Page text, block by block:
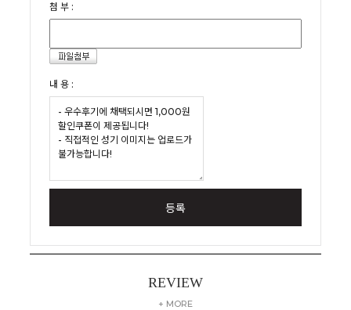
첨 부 :
내 용 :
등록
REVIEW
+ MORE